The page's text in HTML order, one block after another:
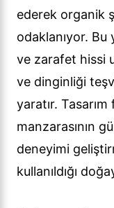
ederek organik
odaklanıyor. Bu
ve zarafet hissi
ve dinginliği
yaratır.
manzarasının
deneyimi
kullanıldığı